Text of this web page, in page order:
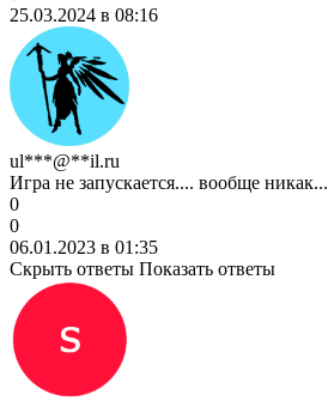
25.03.2024 в 08:16
ul***@**il.ru
Игра не запускается.... вообще никак...
0
0
06.01.2023 в 01:35
Скрыть ответы Показать ответы